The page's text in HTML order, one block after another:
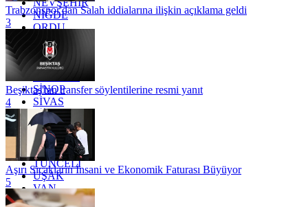
NEVŞEHİR
NİĞDE
ORDU
OSMANİYE
RİZE
SAKARYA
SİNOP
SİVAS
SİİRT
TEKİRDAĞ
TOKAT
TRABZON
TUNCELİ
UŞAK
VAN
YALOVA
Trabzonspor'dan Salah iddialarına ilişkin açıklama geldi
3
Beşiktaş'tan transfer söylentilerine resmi yanıt
4
Aşırı Sıcakların İnsani ve Ekonomik Faturası Büyüyor
5